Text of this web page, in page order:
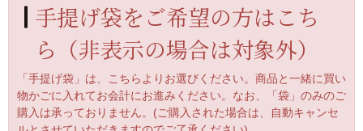
手提げ袋をご希望の方はこち
ら（非表示の場合は対象外）
「手提げ袋」 は、こちらよりお選びください。 商品と一緒に買い
物かごに入れてお会計にお進みください。なお、「袋」 のみのご
購入は承っておりません。(ご購入された場合は、自動キャンセ